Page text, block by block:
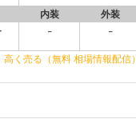
内装 外装
- -
高く売る（無料 相場情報配信）